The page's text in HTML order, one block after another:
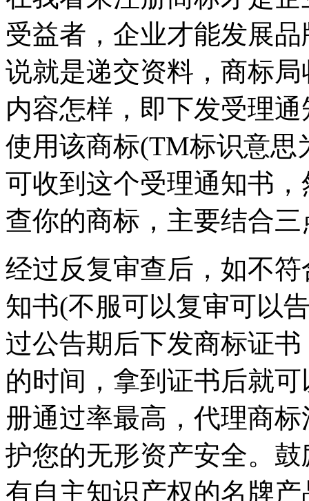
受益者，企业才能发展
说就是递交资料，商标
内容怎样，即下发受理
使用该商标(TM标识意思
可收到这个受理通知书
查你的商标，主要结合
经过反复审查后，如不
知书(不服可以复审可以
过公告期后下发商标证
的时间，拿到证书后就
册通过率最高，代理商
护您的无形资产安全。
有自主知识产权的名牌